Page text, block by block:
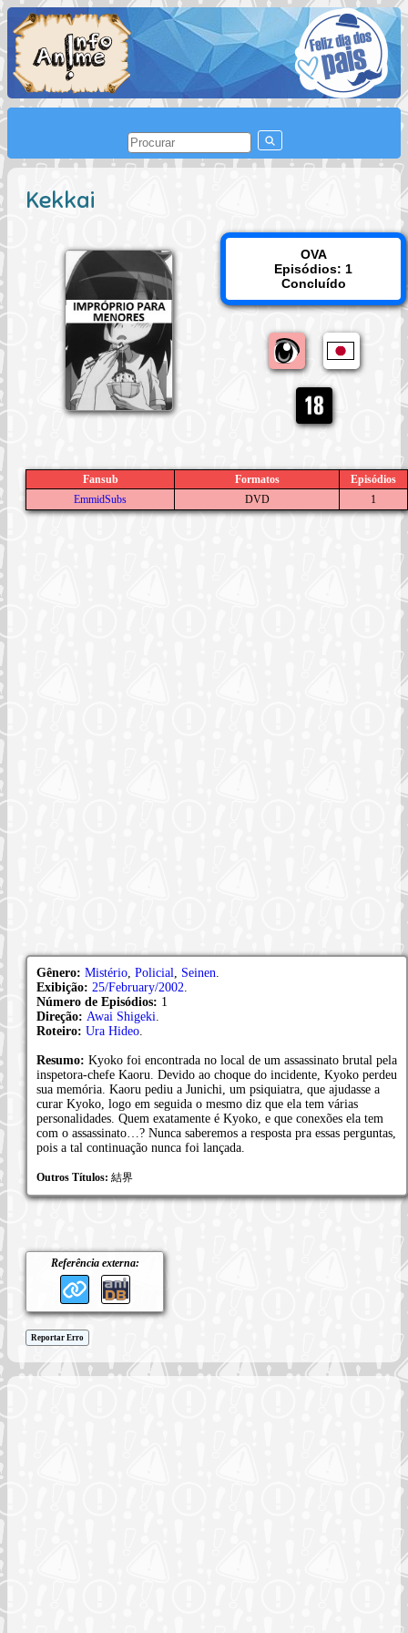
Kekkai
OVA
Episódios: 1
Concluído
Fansub Formatos
Episódios
EmmidSubs
DVD 1
Gênero: Mistério Policial Seinen
Exibição: 25/February/2002
Número de Episódios: 1
Direção: Awai Shigeki
Roteiro: Ura Hideo
Resumo: Kyoko foi encontrada no local de um assassinato brutal pela
inspetora-chefe Kaoru. Devido ao choque do incidente, Kyoko perdeu
sua memória. Kaoru pediu a Junichi, um psiquiatra, que ajudasse a
curar Kyoko, logo em seguida o mesmo diz que ela tem várias
personalidades. Quem exatamente é Kyoko, e que conexões ela tem
com o assassinato…? Nunca saberemos a resposta pra essas perguntas,
pois a tal continuação nunca foi lançada.
Outros Títulos: 結界
Referência externa:
Reportar Erro